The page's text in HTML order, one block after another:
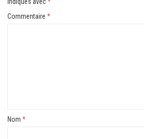
Commentaire *
Nom *